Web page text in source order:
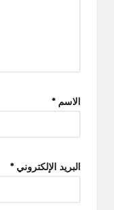
الاسم *
البريد الإلكتروني *